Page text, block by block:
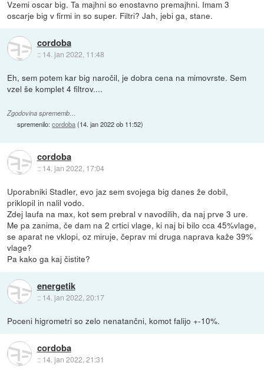
Vzemi oscar big. Ta majhni so enostavno premajhni. Imam 3
oscarje big v firmi in so super. Filtri? Jah, jebi ga, stane.
cordoba
:: 14. jan 2022, 11:48
Eh, sem potem kar big naročil, je dobra cena na mimovrste. Sem
vzel še komplet 4 filtrov....
Zgodovina sprememb…
spremenilo:cordoba(14. jan 2022 ob 11:52)
cordoba
:: 14. jan 2022, 17:04
Uporabniki Stadler, evo jaz sem svojega big danes že dobil,
priklopil in nalil vodo.
Zdej laufa na max, kot sem prebral v navodilih, da naj prve 3 ure.
Me pa zanima, če dam na 2 crtici vlage, ki naj bi bilo cca 45%vlage,
se aparat ne vklopi, oz miruje, čeprav mi druga naprava kaže 39%
vlage?
Pa kako ga kaj čistite?
energetik
:: 14. jan 2022, 20:17
Poceni higrometri so zelo nenatančni, komot falijo +-10%.
cordoba
:: 14. jan 2022, 21:31